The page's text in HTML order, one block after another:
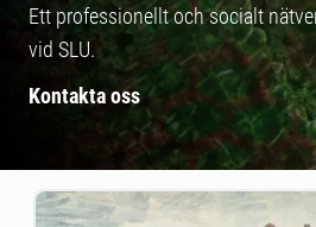
Ett professionellt och socialt
vid SLU.
Kontakta oss